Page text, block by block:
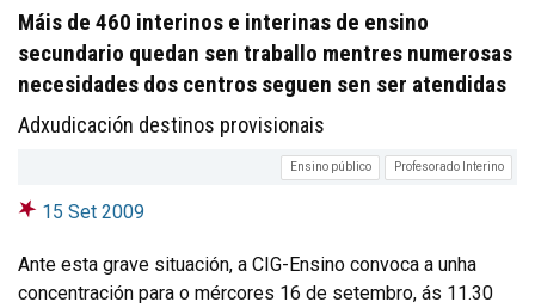
Máis de 460 interinos e interinas de ensino
secundario quedan sen traballo mentres numerosas
necesidades dos centros seguen sen ser atendidas
Adxudicación destinos provisionais
Ensino público Profesorado Interino
15 Set 2009
Ante esta grave situación, a CIG-Ensino convoca a unha
concentración para o mércores 16 de setembro, ás 11.30